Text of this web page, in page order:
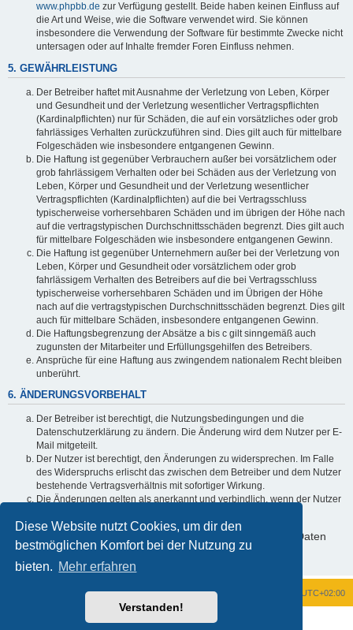
Diese Website nutzt Cookies, um dir den
bestmöglichen Komfort bei der Nutzung zu
bieten. Mehr erfahren
Verstanden!
www.phpbb.de zur Verfügung gestellt. Beide haben keinen Einfluss auf
die Art und Weise, wie die Software verwendet wird. Sie können
insbesondere die Verwendung der Software für bestimmte Zwecke nicht
untersagen oder auf Inhalte fremder Foren Einfluss nehmen.
5. GEWÄHRLEISTUNG
Der Betreiber haftet mit Ausnahme der Verletzung von Leben, Körper
und Gesundheit und der Verletzung wesentlicher Vertragspflichten
(Kardinalpflichten) nur für Schäden, die auf ein vorsätzliches oder grob
fahrlässiges Verhalten zurückzuführen sind. Dies gilt auch für mittelbare
Folgeschäden wie insbesondere entgangenen Gewinn.
Die Haftung ist gegenüber Verbrauchern außer bei vorsätzlichem oder
grob fahrlässigem Verhalten oder bei Schäden aus der Verletzung von
Leben, Körper und Gesundheit und der Verletzung wesentlicher
Vertragspflichten (Kardinalpflichten) auf die bei Vertragsschluss
typischerweise vorhersehbaren Schäden und im übrigen der Höhe nach
auf die vertragstypischen Durchschnittsschäden begrenzt. Dies gilt auch
für mittelbare Folgeschäden wie insbesondere entgangenen Gewinn.
Die Haftung ist gegenüber Unternehmern außer bei der Verletzung von
Leben, Körper und Gesundheit oder vorsätzlichem oder grob
fahrlässigem Verhalten des Betreibers auf die bei Vertragsschluss
typischerweise vorhersehbaren Schäden und im Übrigen der Höhe
nach auf die vertragstypischen Durchschnittsschäden begrenzt. Dies gilt
auch für mittelbare Schäden, insbesondere entgangenen Gewinn.
Die Haftungsbegrenzung der Absätze a bis c gilt sinngemäß auch
zugunsten der Mitarbeiter und Erfüllungsgehilfen des Betreibers.
Ansprüche für eine Haftung aus zwingendem nationalem Recht bleiben
unberührt.
6. ÄNDERUNGSVORBEHALT
Der Betreiber ist berechtigt, die Nutzungsbedingungen und die
Datenschutzerklärung zu ändern. Die Änderung wird dem Nutzer per E-
Mail mitgeteilt.
Der Nutzer ist berechtigt, den Änderungen zu widersprechen. Im Falle
des Widerspruchs erlischt das zwischen dem Betreiber und dem Nutzer
bestehende Vertragsverhältnis mit sofortiger Wirkung.
Die Änderungen gelten als anerkannt und verbindlich, wenn der Nutzer
Informationen über den Umgang mit deinen persönlichen Daten
sind in der Datenschutzerklärung enthalten.
Foren-Übersicht UTC+02:00
Powered by
® Forum Software © phpBB Limited